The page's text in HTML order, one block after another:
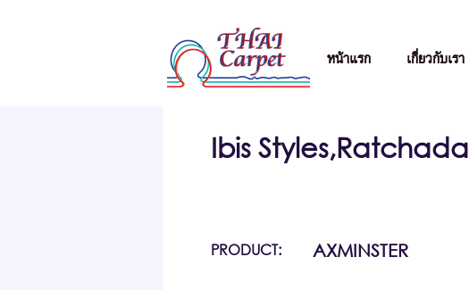
หน้าแรก เกี่ยวกับเรา
Ibis Styles,Ratchada
PRODUCT: AXMINSTER